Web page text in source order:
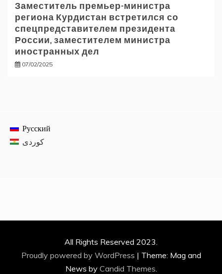
Заместитель премьер-министра
региона Курдистан встретился со
спецпредставителем президента
России, заместителем министра
иностранных дел
07/02/2025
Русский
All Rights Reserved 2023.
Proudly powered by WordPress | Theme: Mag and
News by Candid Themes.